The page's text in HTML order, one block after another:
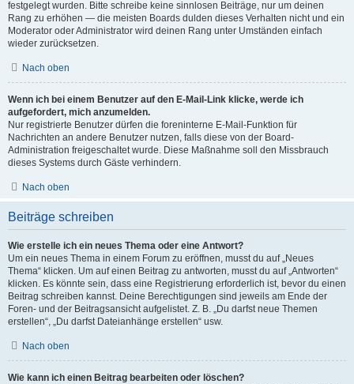
festgelegt wurden. Bitte schreibe keine sinnlosen Beiträge, nur um deinen
Rang zu erhöhen — die meisten Boards dulden dieses Verhalten nicht und ein
Moderator oder Administrator wird deinen Rang unter Umständen einfach
wieder zurücksetzen.
Nach oben
Wenn ich bei einem Benutzer auf den E-Mail-Link klicke, werde ich
aufgefordert, mich anzumelden.
Nur registrierte Benutzer dürfen die foreninterne E-Mail-Funktion für
Nachrichten an andere Benutzer nutzen, falls diese von der Board-
Administration freigeschaltet wurde. Diese Maßnahme soll den Missbrauch
dieses Systems durch Gäste verhindern.
Nach oben
Beiträge schreiben
Wie erstelle ich ein neues Thema oder eine Antwort?
Um ein neues Thema in einem Forum zu eröffnen, musst du auf „Neues
Thema“ klicken. Um auf einen Beitrag zu antworten, musst du auf „Antworten“
klicken. Es könnte sein, dass eine Registrierung erforderlich ist, bevor du einen
Beitrag schreiben kannst. Deine Berechtigungen sind jeweils am Ende der
Foren- und der Beitragsansicht aufgelistet. Z. B. „Du darfst neue Themen
erstellen“, „Du darfst Dateianhänge erstellen“ usw.
Nach oben
Wie kann ich einen Beitrag bearbeiten oder löschen?